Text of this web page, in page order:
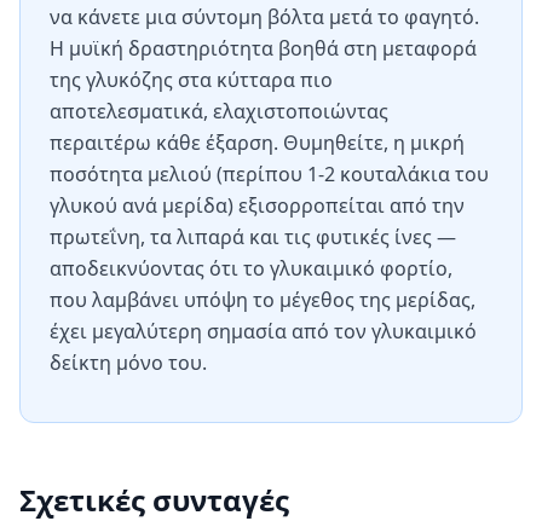
να κάνετε μια σύντομη βόλτα μετά το φαγητό.
Η μυϊκή δραστηριότητα βοηθά στη μεταφορά
της γλυκόζης στα κύτταρα πιο
αποτελεσματικά, ελαχιστοποιώντας
περαιτέρω κάθε έξαρση. Θυμηθείτε, η μικρή
ποσότητα μελιού (περίπου 1-2 κουταλάκια του
γλυκού ανά μερίδα) εξισορροπείται από την
πρωτεΐνη, τα λιπαρά και τις φυτικές ίνες —
αποδεικνύοντας ότι το γλυκαιμικό φορτίο,
που λαμβάνει υπόψη το μέγεθος της μερίδας,
έχει μεγαλύτερη σημασία από τον γλυκαιμικό
δείκτη μόνο του.
Σχετικές συνταγές